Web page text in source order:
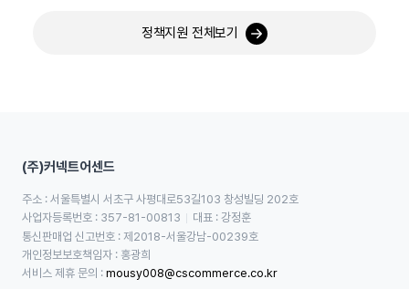
정책지원 전체보기
(주)커넥트어센드
주소 : 서울특별시 서초구 사평대로53길103 창성빌딩 202호
사업자등록번호 : 357-81-00813
대표 : 강정훈
통신판매업 신고번호 : 제2018-서울강남-00239호
개인정보보호책임자 : 홍광희
서비스 제휴 문의 : mousy008@cscommerce.co.kr